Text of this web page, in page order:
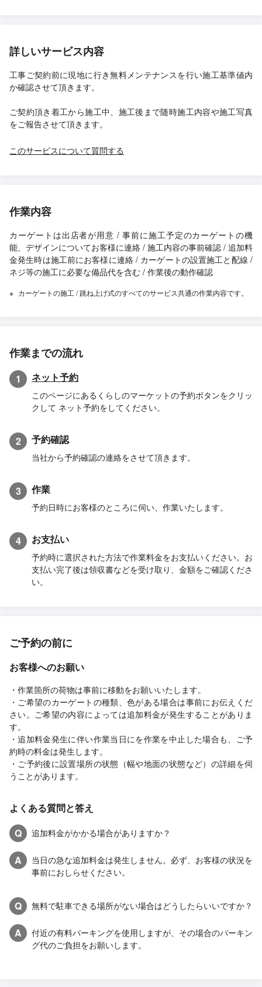
詳しいサービス内容
工事ご契約前に現地に行き無料メンテナンスを行い施工基準値内
か確認させて頂きます。
ご契約頂き着工から施工中、施工後まで随時施工内容や施工写真
をご報告させて頂きます。
このサービスについて質問する
作業内容
カーゲートは出店者が用意 / 事前に施工予定のカーゲートの機
能、デザインについてお客様に連絡 / 施工内容の事前確認 / 追加料
金発生時は施工前にお客様に連絡 / カーゲートの設置施工と配線 /
ネジ等の施工に必要な備品代を含む / 作業後の動作確認
カーゲートの施工 / 跳ね上げ式のすべてのサービス共通の作業内容です。
作業までの流れ
1 ネット予約
このページにあるくらしのマーケットの予約ボタンをクリッ
クして ネット予約をしてください。
2 予約確認
当社から予約確認の連絡をさせて頂きます。
3 作業
予約日時にお客様のところに伺い、作業いたします。
4 お支払い
予約時に選択された方法で作業料金をお支払いください。お
支払い完了後は領収書などを受け取り、金額をご確認くださ
い。
ご予約の前に
お客様へのお願い
・作業箇所の荷物は事前に移動をお願いいたします。
・ご希望のカーゲートの種類、色がある場合は事前にお伝えくだ
さい。ご希望の内容によっては追加料金が発生することがありま
す。
・追加料金発生に伴い作業当日にを作業を中止した場合も、ご予
約時の料金は発生します。
・ご予約後に設置場所の状態（幅や地面の状態など）の詳細を伺
うことがあります。
よくある質問と答え
Q
追加料金がかかる場合がありますか？
A
当日の急な追加料金は発生しません。必ず、お客様の状況を
事前におしらせください。
Q 無料で駐車できる場所がない場合はどうしたらいいですか？
A
付近の有料パーキングを使用しますが、その場合のパーキン
グ代のご負担をお願いします。